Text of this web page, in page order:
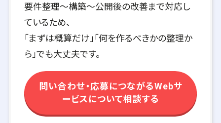
要件整理〜構築〜公開後の改善まで対応し
ているため、
「まずは概算だけ」「何を作るべきかの整理か
ら」でも大丈夫です。
問い合わせ・応募につながるWebサ
ービスについて相談する